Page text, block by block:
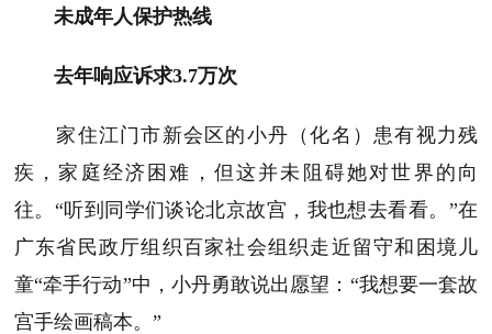
未成年人保护热线
去年响应诉求3.7万次
家住江门市新会区的小丹（化名）患有视力残
疾，家庭经济困难，但这并未阻碍她对世界的向
往。“听到同学们谈论北京故宫，我也想去看看。”在
广东省民政厅组织百家社会组织走近留守和困境儿
童“牵手行动”中，小丹勇敢说出愿望：“我想要一套故
宫手绘画稿本。”